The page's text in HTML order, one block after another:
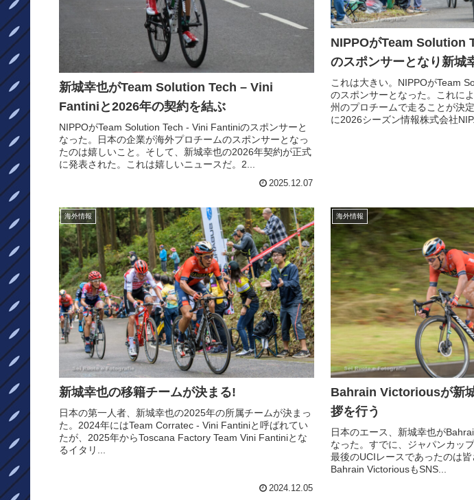
新城幸也がTeam Solution Tech – Vini
Fantiniと2026年の契約を結ぶ
NIPPOがTeam Solution Tech - Vini Fantiniのスポンサーと
なった。日本の企業が海外プロチームのスポンサーとなっ
たのは嬉しいこと。そして、新城幸也の2026年契約が正式
に発表された。これは嬉しいニュースだ。2...
2025.12.07
NIPPOがTeam Solution
のスポンサーとなり新城
これは大きい。NIPPOがTeam
のスポンサーとなった。これに
州のプロチームで走ることが決
に2026シーズン情報株式会社
海外情報
新城幸也の移籍チームが決まる!
日本の第一人者、新城幸也の2025年の所属チームが決まっ
た。2024年にはTeam Corratec - Vini Fantiniと呼ばれてい
たが、2025年からToscana Factory Team Vini Fantiniとな
るイタリ...
2024.12.05
海外情報
Bahrain Victoriousが新
拶を行う
日本のエース、新城幸也が
なった。すでに、ジャパンカッ
最後のUCIレースであったのは皆
Bahrain VictoriousもSNS...